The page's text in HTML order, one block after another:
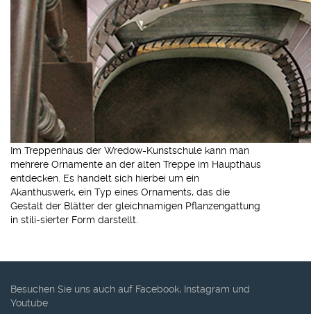
Im Treppenhaus der Wredow-Kunstschule kann man
mehrere Ornamente an der alten Treppe im Haupthaus
entdecken. Es handelt sich hierbei um ein
Akanthuswerk, ein Typ eines Ornaments, das die
Gestalt der Blätter der gleichnamigen Pflanzengattung
in stili-sierter Form darstellt.
Besuchen Sie uns auch auf Facebook, Instagram und
Youtube